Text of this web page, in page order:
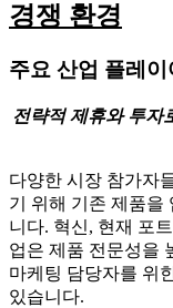
경쟁 환경
주요 산업 플레이
전략적 제휴와 투자
다양한 시장 참가자
기 위해 기존 제품을
니다. 혁신, 현재 포
업은 제품 전문성을
마케팅 담당자를 위
있습니다.